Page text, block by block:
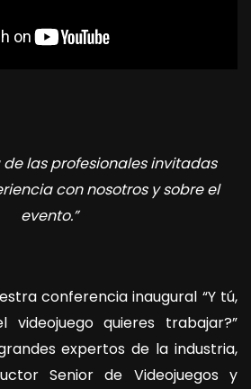
de las profesionales invitadas
con nosotros y sobre el
evento.”
conferencia inaugural “Y tú,
quieres trabajar?”
expertos de la industria,
Senior de Videojuegos y